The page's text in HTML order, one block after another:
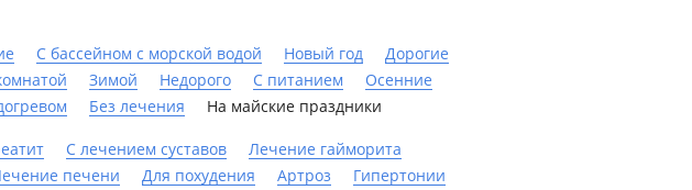
С бассейном с морской водой Новый год
Дорогие
Зимой Недорого С питанием
Осенние
Без лечения На майские праздники
С лечением суставов
Лечение гайморита
печени Для похудения Артроз
Гипертонии